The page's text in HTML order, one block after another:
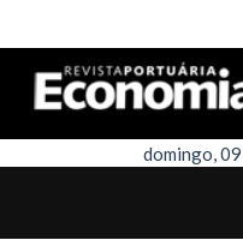
domingo,